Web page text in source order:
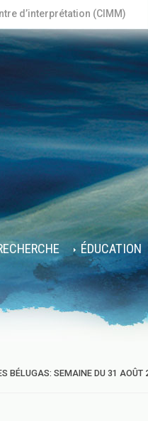
d’interprétation (CIMM)
ÉDUCATION
BÉLUGAS: SEMAINE DU 31 AOÛT